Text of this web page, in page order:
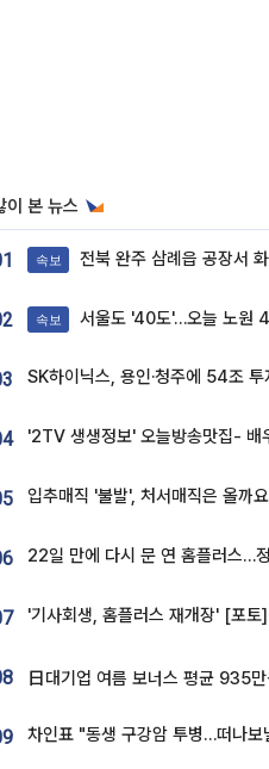
이 본 뉴스
속보 전북 완주 삼례읍 공장서
속보 서울도 '40도'…오늘 노원 40.2
'기사회생, 홈플러스 재개장' [포토]